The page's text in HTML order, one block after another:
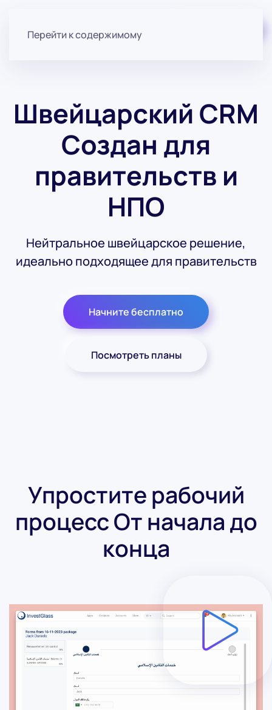
Перейти к содержимому
Швейцарский CRM
Создан для
правительств и
НПО
Нейтральное швейцарское решение,
идеально подходящее для правительств
Начните бесплатно
Посмотреть планы
Упростите рабочий
процессОт начала до
конца